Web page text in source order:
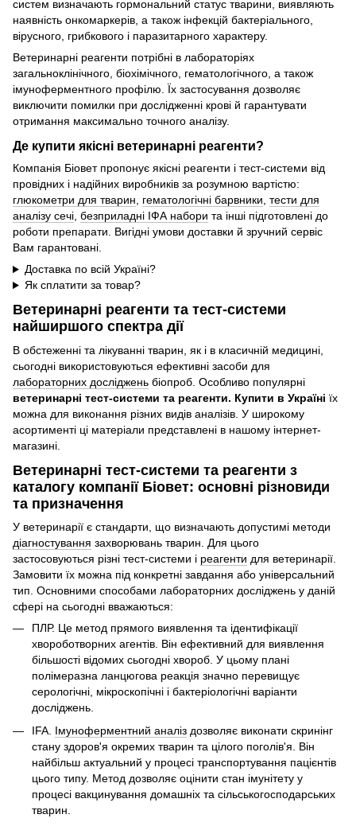
систем визначають гормональний статус тварини, виявляють
наявність онкомаркерів, а також інфекцій бактеріального,
вірусного, грибкового і паразитарного характеру.
Ветеринарні реагенти потрібні в лабораторіях
загальноклінічного, біохімічного, гематологічного, а також
імуноферментного профілю. Їх застосування дозволяє
виключити помилки при дослідженні крові й гарантувати
отримання максимально точного аналізу.
Де купити якісні ветеринарні реагенти?
Компанія Біовет пропонує якісні реагенти і тест-системи від
провідних і надійних виробників за розумною вартістю:
глюкометри для тварин, гематологічні барвники, тести для
аналізу сечі, безприладні ІФА набори та інші підготовлені до
роботи препарати. Вигідні умови доставки й зручний сервіс
Вам гарантовані.
Доставка по всій Україні?
Як сплатити за товар?
Ветеринарні реагенти та тест-системи
найширшого спектра дії
В обстеженні та лікуванні тварин, як і в класичній медицині,
сьогодні використовуються ефективні засоби для
лабораторних досліджень біопроб. Особливо популярні
ветеринарні тест-системи та реагенти. Купити в Україні їх
можна для виконання різних видів аналізів. У широкому
асортименті ці матеріали представлені в нашому інтернет-
магазині.
Ветеринарні тест-системи та реагенти з
каталогу компанії Біовет: основні різновиди
та призначення
У ветеринарії є стандарти, що визначають допустимі методи
діагностування захворювань тварин. Для цього
застосовуються різні тест-системи і реагенти для ветеринарії.
Замовити їх можна під конкретні завдання або універсальний
тип. Основними способами лабораторних досліджень у даній
сфері на сьогодні вважаються:
ПЛР. Це метод прямого виявлення та ідентифікації
хвороботворних агентів. Він ефективний для виявлення
більшості відомих сьогодні хвороб. У цьому плані
полімеразна ланцюгова реакція значно перевищує
серологічні, мікроскопічні і бактеріологічні варіанти
досліджень.
IFA. Імуноферментний аналіз дозволяє виконати скринінг
стану здоров'я окремих тварин та цілого поголів'я. Він
найбільш актуальний у процесі транспортування пацієнтів
цього типу. Метод дозволяє оцінити стан імунітету у
процесі вакцинування домашніх та сільськогосподарських
тварин.